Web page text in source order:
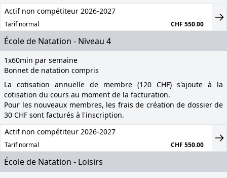
Actif non compétiteur 2026-2027
Tarif normal CHF 550.00
École de Natation - Niveau 4
1x60min par semaine
Bonnet de natation compris
La cotisation annuelle de membre (120 CHF) s'ajoute à la
cotisation du cours au moment de la facturation.
Pour les nouveaux membres, les frais de création de dossier de
30 CHF sont facturés à l'inscription.
Actif non compétiteur 2026-2027
Tarif normal CHF 550.00
École de Natation - Loisirs